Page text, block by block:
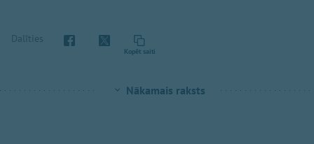
Dalīties
Kopēt saiti
Nākamais raksts